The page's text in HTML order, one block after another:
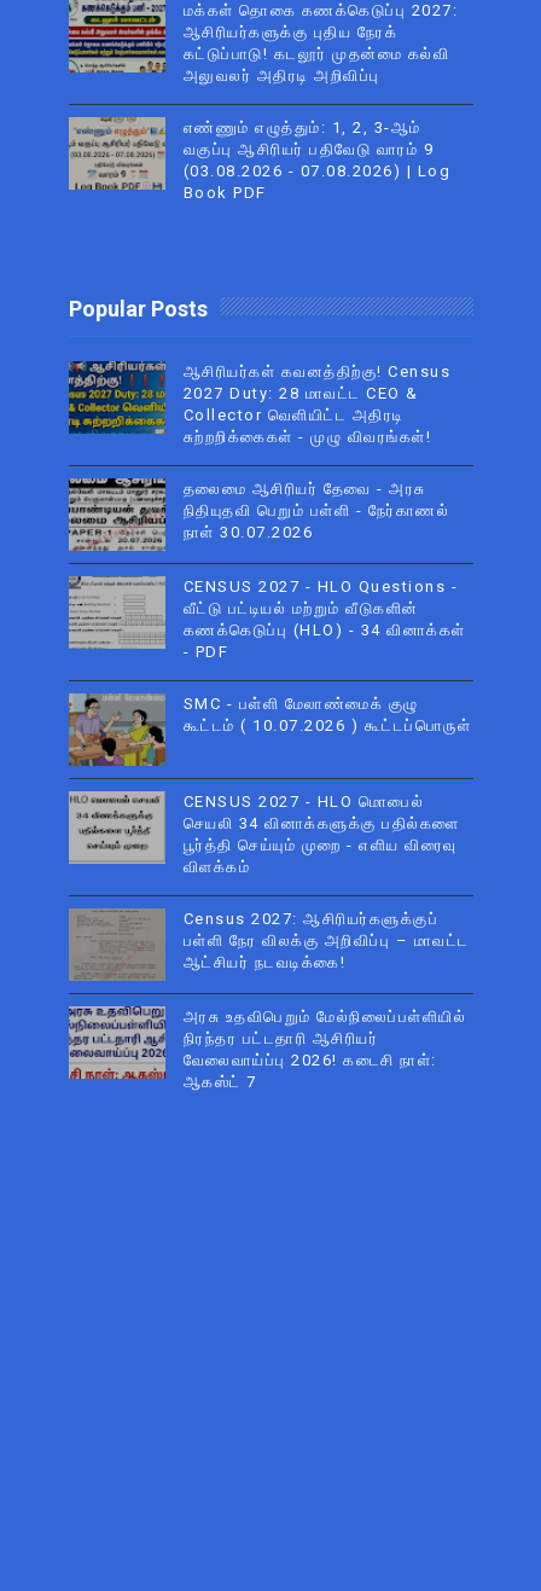
மக்கள் தொகை கணக்கெடுப்பு 2027:
ஆசிரியர்களுக்கு புதிய நேரக்
கட்டுப்பாடு! கடலூர் முதன்மை கல்வி
அலுவலர் அதிரடி அறிவிப்பு
எண்ணும் எழுத்தும்: 1, 2, 3-ஆம்
வகுப்பு ஆசிரியர் பதிவேடு வாரம் 9
(03.08.2026 - 07.08.2026) | Log
Book PDF
Popular Posts
ஆசிரியர்கள் கவனத்திற்கு! Census
2027 Duty: 28 மாவட்ட CEO &
Collector வெளியிட்ட அதிரடி
சுற்றறிக்கைகள் - முழு விவரங்கள்!
தலைமை ஆசிரியர் தேவை - அரசு
நிதியுதவி பெறும் பள்ளி - நேர்காணல்
நாள் 30.07.2026
CENSUS 2027 - HLO Questions -
வீட்டு பட்டியல் மற்றும் வீடுகளின்
கணக்கெடுப்பு (HLO) - 34 வினாக்கள்
- PDF
SMC - பள்ளி மேலாண்மைக் குழு
கூட்டம் ( 10.07.2026 ) கூட்டப்பொருள்
CENSUS 2027 - HLO மொபைல்
செயலி 34 வினாக்களுக்கு பதில்களை
பூர்த்தி செய்யும் முறை - எளிய விரைவு
விளக்கம்
Census 2027: ஆசிரியர்களுக்குப்
பள்ளி நேர விலக்கு அறிவிப்பு – மாவட்ட
ஆட்சியர் நடவடிக்கை!
அரசு உதவிபெறும் மேல்நிலைப்பள்ளியில்
நிரந்தர பட்டதாரி ஆசிரியர்
வேலைவாய்ப்பு 2026! கடைசி நாள்:
ஆகஸ்ட் 7